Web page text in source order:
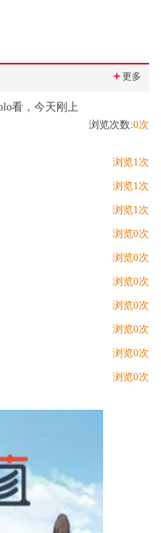
＋更多
看，今天刚上
浏览次数:0次
浏览1次
浏览1次
浏览1次
浏览0次
浏览0次
浏览0次
浏览0次
浏览0次
浏览0次
浏览0次